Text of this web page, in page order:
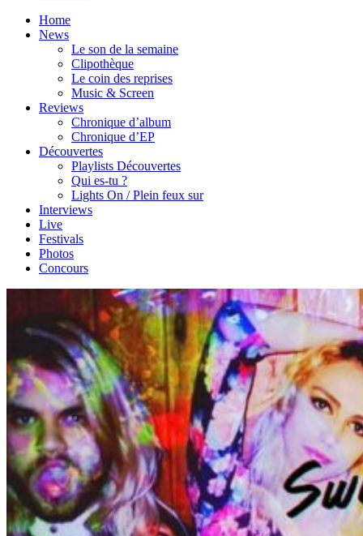
Home
News
Le son de la semaine
Clipothèque
Le coin des reprises
Music & Screen
Reviews
Chronique d’album
Chronique d’EP
Découvertes
Playlists Découvertes
Qui es-tu ?
Lights On / Plein feux sur
Interviews
Live
Festivals
Photos
Concours